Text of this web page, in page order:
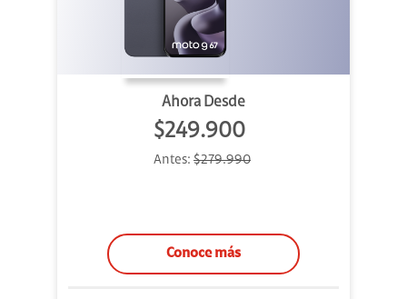
Ahora Desde
$249.900
Antes: $279.990
Conoce más